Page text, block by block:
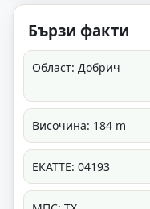
Бързи факти
Област: Добрич
Височина: 184 m
ЕКАТТЕ: 04193